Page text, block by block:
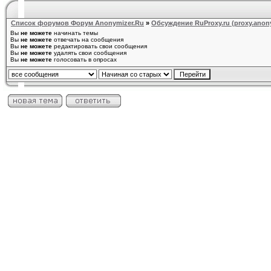
Список форумов Форум Anonymizer.Ru » Обсуждение RuProxy.ru
Вы не можете начинать темы
Вы не можете отвечать на сообщения
Вы не можете редактировать свои сообщения
Вы не можете удалять свои сообщения
Вы не можете голосовать в опросах